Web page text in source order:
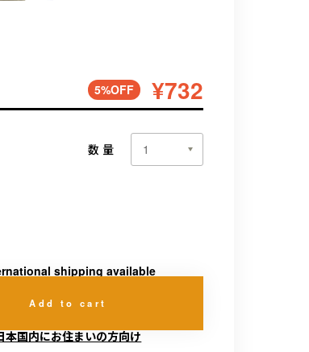
5%OFF ¥732
数量
shipping available
Add to cart
本国内にお住まいの方向け